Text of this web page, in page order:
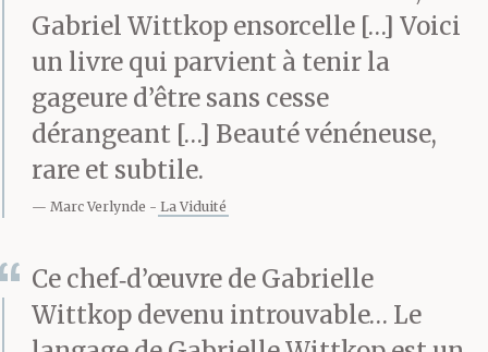
rougissait ses tenailles.
Il y en avait toujours
quelques-unes de prêtes
comme les fers des
lingères, de façon que le
tourmenteur ne chôme
pas, si bien qu’à tout
Gabriel Wittkop ensorcelle […] Voici
un livre qui parvient à tenir la
gageure d’être sans cesse
dérangeant […] Beauté vénéneuse,
rare et subtile.
Marc Verlynde La Viduité
Ce chef‑d’œuvre de Gabrielle
Wittkop devenu introuvable… Le